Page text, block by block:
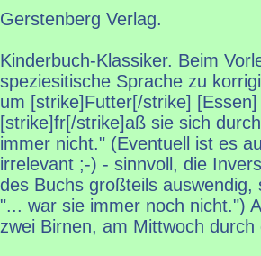
Gerstenberg Verlag.
Kinderbuch-Klassiker. Beim
speziesitische Sprache zu
um [strike]Futter[/strike]
[strike]fr[/strike]aß sie sich
immer nicht." (Eventuell ist es
irrelevant ;-) - sinnvoll, die
des Buchs großteils
"... war sie immer noch nicht.")
zwei Birnen, am Mittwoch